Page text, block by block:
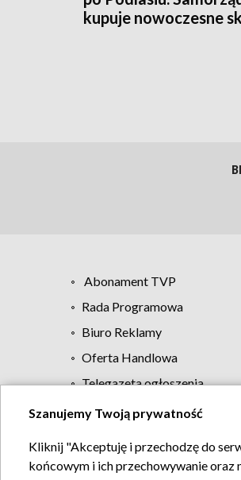
kupuje nowoczesne
Abonament TVP
Rada Programowa
Biuro Reklamy
Oferta Handlowa
Telegazeta ogłoszenia
Szanujemy Twoją prywatność
Kliknij "Akceptuję i przechodzę do
końcowym i ich przechowywanie oraz